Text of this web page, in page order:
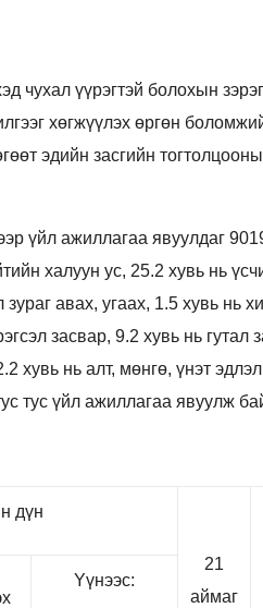
чухал үүрэгтэй болохын
хөгжүүлэх өргөн
эдийн засгийн
үйл ажиллагаа явуулдаг
халуун ус, 25.2 хувь нь
авах, угаах, 1.5 хувь нь
засвар, 9.2 хувь нь гутал
хувь нь алт, мөнгө, үнэт
тус үйл ажиллагаа явуулж
дүн
21
аймаг
Yүнээс: